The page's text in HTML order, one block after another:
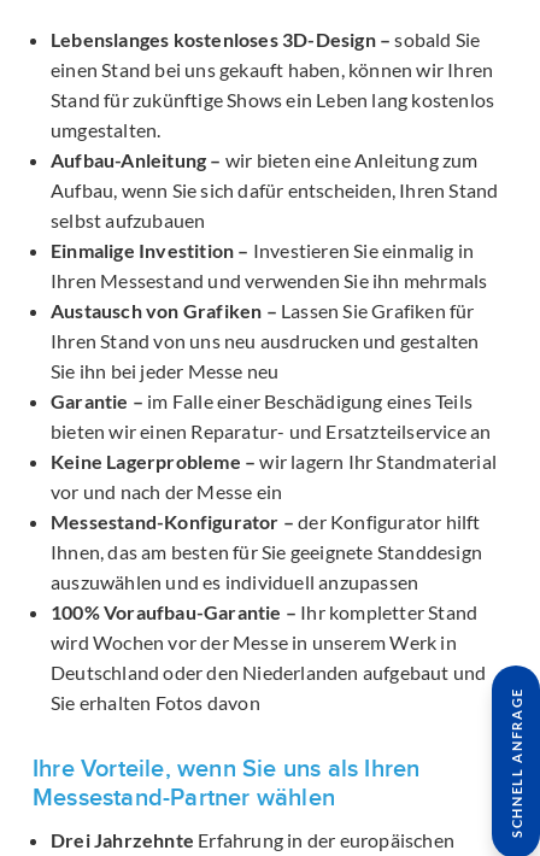
Lebenslanges kostenloses 3D-Design – sobald Sie
einen Stand bei uns gekauft haben, können wir Ihren
Stand für zukünftige Shows ein Leben lang kostenlos
umgestalten.
Aufbau-Anleitung – wir bieten eine Anleitung zum
Aufbau, wenn Sie sich dafür entscheiden, Ihren Stand
selbst aufzubauen
Einmalige Investition – Investieren Sie einmalig in
Ihren Messestand und verwenden Sie ihn mehrmals
Austausch von Grafiken – Lassen Sie Grafiken für
Ihren Stand von uns neu ausdrucken und gestalten
Sie ihn bei jeder Messe neu
Garantie – im Falle einer Beschädigung eines Teils
bieten wir einen Reparatur- und Ersatzteilservice an
Keine Lagerprobleme – wir lagern Ihr Standmaterial
vor und nach der Messe ein
Messestand-Konfigurator – der Konfigurator hilft
Ihnen, das am besten für Sie geeignete Standdesign
auszuwählen und es individuell anzupassen
100% Voraufbau-Garantie – Ihr kompletter Stand
wird Wochen vor der Messe in unserem Werk in
Deutschland oder den Niederlanden aufgebaut und
Sie erhalten Fotos davon
Ihre Vorteile, wenn Sie uns als Ihren
Messestand-Partner wählen
Drei Jahrzehnte Erfahrung in der europäischen
SCHNELL ANFRAGE